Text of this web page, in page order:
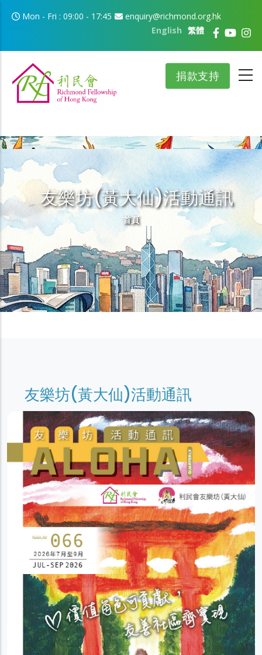
移至主內容
Mon - Fri : 09:00 - 17:45
enquiry@richmond.org.hk
繁體
English
捐款支持
友樂坊(黃大仙)活動通訊
導航連結
首頁
友樂坊(黃大仙)活動通訊